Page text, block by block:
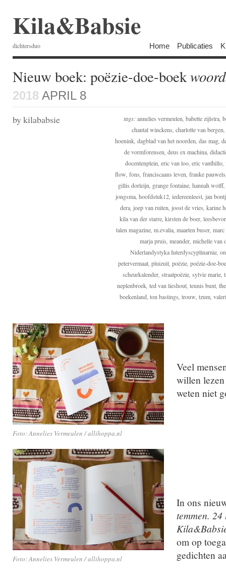
Kila&Babsie
dichtersduo Home Publicaties
Nieuw boek: poëzie-doe-boek
2018 APRIL 8
tags: annelies vermeulen babette zijlstra
chantal winckens charlotte van bergen
hoenink dagblad van het noorden das mag
de vormforensen deus ex machina
docentenplein eric van loo eric vanthillo
flow fons franciscaans leven frauke pauwels
gillis dorleijn grange fontaine hannah wolff,
jongsma hoofdstuk12 iedereenleest jan
dera joep van ruiten joost de vries karine
kila van der starre kirsten de boer
talen magazine m.evalia maarten buser
marja pruis meander michelle van
Niderlandystyka Interdyscyplinarnie
petervermaat pluizuit poëzie poëzie-doe-
scheurkalender straatpoëzie sylvie marie
neplenbroek ted van lieshout teunis bunt
boekenland ton bastings trouw tzum
by kilababsie
Foto: Annelies Vermeulen / allihoppa.nl
Foto: Annelies Vermeulen / allihoppa.nl
Veel
willen
weten niet
In ons
temmen.
om op
gedichten